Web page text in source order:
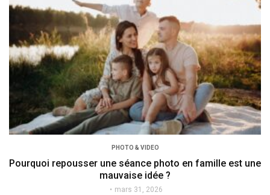
PHOTO & VIDEO
Pourquoi repousser une séance photo en famille est une
mauvaise idée ?
mars 31, 2026